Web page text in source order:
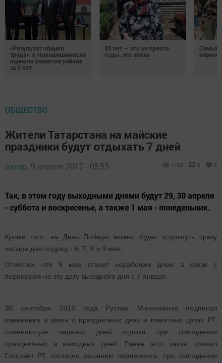
«Результат общего
труда»: в Новошешминске
оценили развитие района
за 5 лет
95 лет — это не просто
годы, это эпоха
Семья
ОБЩЕСТВО
Жители Татарстана на майские
праздники будут отдыхать 7 дней
автор, 9 апреля 2017 - 05:55 1163 0 0
Так, в этом году выходными днями будут 29, 30 апреля
- суббота и воскресенье, а также 1 мая - понедельник.
Кроме того, на День Победы можно будет отдохнуть сразу
четыре дня подряд - 6, 7, 8 и 9 мая.
Отметим, что 8 мая станет нерабочим днем в связи с
переносом на эту дату выходного дня с 7 января.
30 сентября 2016 года Рустам Минниханов подписал
изменения в закон о праздничных днях и памятных датах РТ,
отменяющие перенос дней отдыха при совпадении
праздничных и выходных дней. Ранее этот закон принял
Госсовет РТ, согласно решению парламента, при совпадении